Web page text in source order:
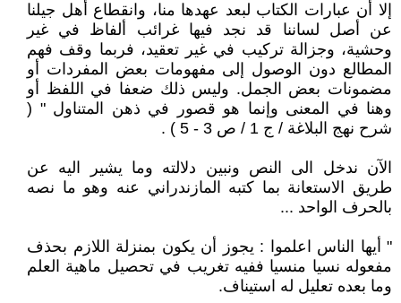
إلا أن عبارات الكتاب لبعد عهدها منا، وانقطاع أهل جيلنا
عن أصل لساننا قد نجد فيها غرائب ألفاظ في غير
وحشية، وجزالة تركيب في غير تعقيد، فربما وقف فهم
المطالع دون الوصول إلى مفهومات بعض المفردات أو
مضمونات بعض الجمل. وليس ذلك ضعفا في اللفظ أو
وهنا في المعنى وإنما هو قصور في ذهن المتناول " (
شرح نهج البلاغة / ج 1 / ص 3 - 5 ) .
الآن ندخل الى النص ونبين دلالته وما يشير اليه عن
طريق الاستعانة بما كتبه المازندراني عنه وهو ما نصه
بالحرف الواحد ...
" أيها الناس اعلموا : يجوز أن يكون بمنزلة اللازم بحذف
مفعوله نسيا منسيا ففيه تغريب في تحصيل ماهية العلم
وما بعده تعليل له استيناف.